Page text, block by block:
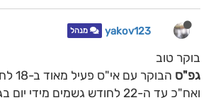
yakov123 מנהל
בוקר טוב
גפ"ס הבוקר עם אי"ס פעיל מאוד ב-18 לחודש
ואח"כ עד ה-22 לחודש גשמים מידי יום בגלים